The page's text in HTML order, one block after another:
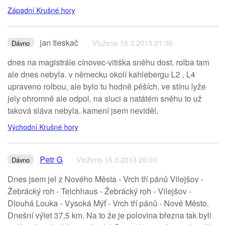
Západní Krušné hory
Dávno jan tleskač Vloženo 16.3.2013 21:36
dnes na magistrále cínovec-vitiška sněhu dost. rolba tam
ale dnes nebyla. v německu okolí kahlebergu L2 , L4
upraveno rolbou, ale bylo tu hodně pěších. ve stínu lyže
jely ohromně ale odpol. na sluci a natátém sněhu to už
taková sláva nebyla. kamení jsem neviděl.
Východní Krušné hory
Dávno Petr G Vloženo 16.3.2013 20:00
Dnes jsem jel z Nového Města - Vrch tří pánů Vilejšov -
Žebrácký roh - Teichhaus - Žebrácký roh - Vilejšov -
Dlouhá Louka - Vysoká Mýť - Vrch tří pánů - Nové Město.
Dnešní výlet 37,5 km. Na to že je polovina března tak byli